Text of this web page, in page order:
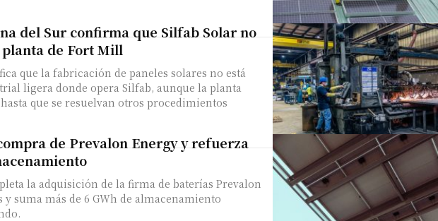
del Sur confirma que Silfab Solar no
de Fort Mill
que la fabricación de paneles solares no está
ligera donde opera Silfab, aunque la planta
que se resuelvan otros procedimientos
de Prevalon Energy y refuerza
la adquisición de la firma de baterías Prevalon
suma más de 6 GWh de almacenamiento